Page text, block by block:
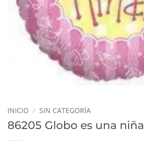
INICIO / SIN CATEGORÍA
86205 Globo es una niña